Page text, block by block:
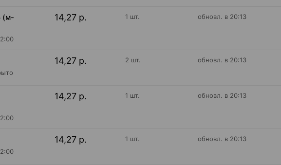
(м-
14,27 р. 1 шт. обновл. в 20:13
14,27 р. 2 шт. обновл. в 20:13
14,27 р. 1 шт. обновл. в 20:13
14,27 р. 1 шт. обновл. в 20:13